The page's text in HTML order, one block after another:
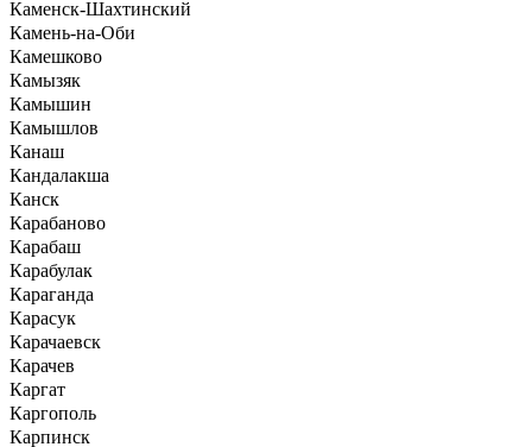
Каменск-Шахтинский
Камень-на-Оби
Камешково
Камызяк
Камышин
Камышлов
Канаш
Кандалакша
Канск
Карабаново
Карабаш
Карабулак
Караганда
Карасук
Карачаевск
Карачев
Каргат
Каргополь
Карпинск